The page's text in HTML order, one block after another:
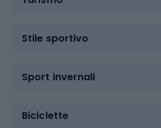
Stile sportivo
Sport invernali
Biciclette